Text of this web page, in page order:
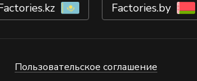
Factories.by
Пользовательское соглашение